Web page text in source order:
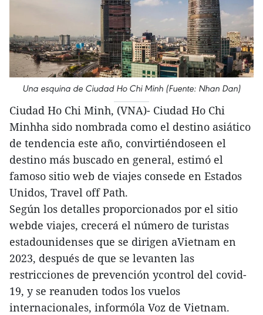
Una esquina de Ciudad Ho Chi Minh (Fuente: Nhan Dan)
Ciudad Ho Chi Minh, (VNA)- Ciudad Ho Chi
Minhha sido nombrada como el destino asiático
de tendencia este año, convirtiéndoseen el
destino más buscado en general, estimó el
famoso sitio web de viajes consede en Estados
Unidos, Travel off Path.
Según los detalles proporcionados por el sitio
webde viajes, crecerá el número de turistas
estadounidenses que se dirigen aVietnam en
2023, después de que se levanten las
restricciones de prevención ycontrol del covid-
19, y se reanuden todos los vuelos
internacionales, informóla Voz de Vietnam.